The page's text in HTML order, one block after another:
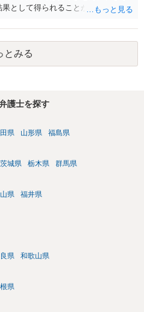
として得られることが通常です。
とみる
護士を探す
県 山形県 福島県
茨城県 栃木県 群馬県
県 福井県
県 和歌山県
県